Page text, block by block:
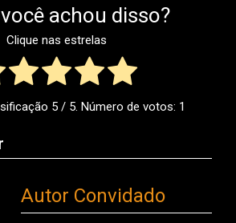
achou disso?
Clique nas estrelas
5/ 5. Número de votos: 1
Autor Convidado